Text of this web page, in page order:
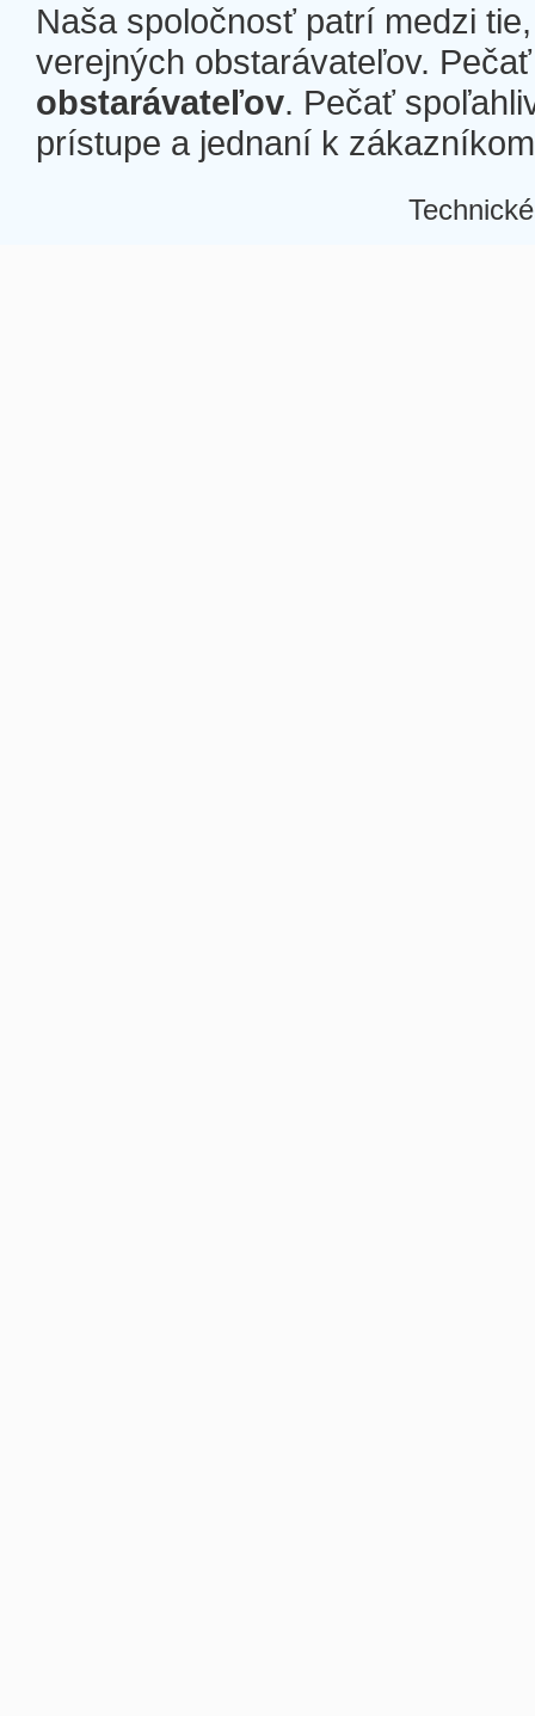
Naša spoločnosť patrí medzi
verejných obstarávateľov.
obstarávateľov. Pečať
prístupe a jednaní k